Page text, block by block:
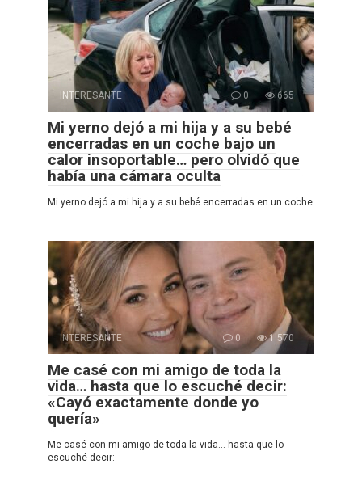
INTERESANTE 0 665
Mi yerno dejó a mi hija y a su bebé
encerradas en un coche bajo un
calor insoportable… pero olvidó que
había una cámara oculta
Mi yerno dejó a mi hija y a su bebé encerradas en un coche
INTERESANTE 0 1 570
Me casé con mi amigo de toda la
vida… hasta que lo escuché decir:
«Cayó exactamente donde yo
quería»
Me casé con mi amigo de toda la vida… hasta que lo
escuché decir: